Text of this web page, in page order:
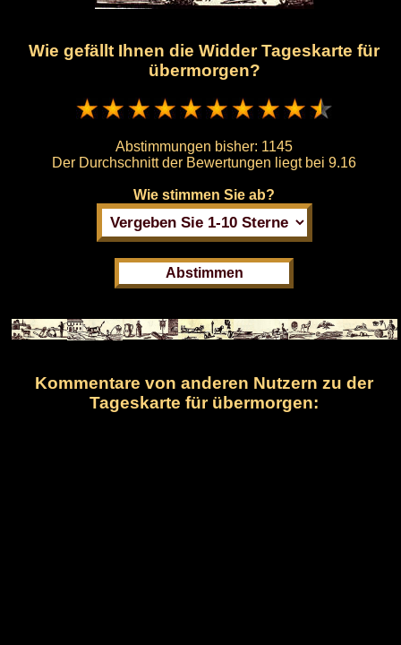
Wie gefällt Ihnen die Widder Tageskarte für
übermorgen?
Abstimmungen bisher: 1145
Der Durchschnitt der Bewertungen liegt bei 9.16
Wie stimmen Sie ab?
Kommentare von anderen Nutzern zu der
Tageskarte für übermorgen: